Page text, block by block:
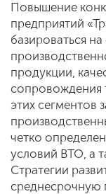
Повышение
предприятий
базироваться
продукции,
сопровождения
этих сегментов
четко
условий ВТО, а
Стратегии
среднесрочную